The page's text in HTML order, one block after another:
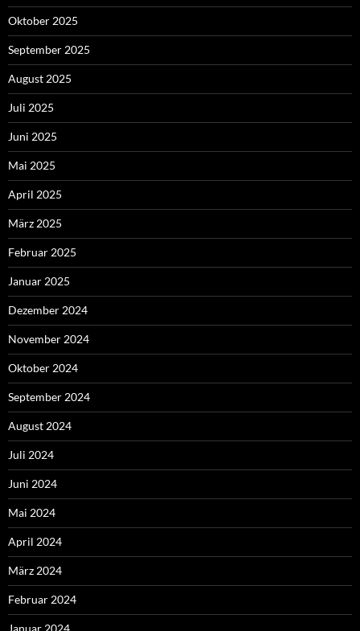
Oktober 2025
September 2025
August 2025
Juli 2025
Juni 2025
Mai 2025
April 2025
März 2025
Februar 2025
Januar 2025
Dezember 2024
November 2024
Oktober 2024
September 2024
August 2024
Juli 2024
Juni 2024
Mai 2024
April 2024
März 2024
Februar 2024